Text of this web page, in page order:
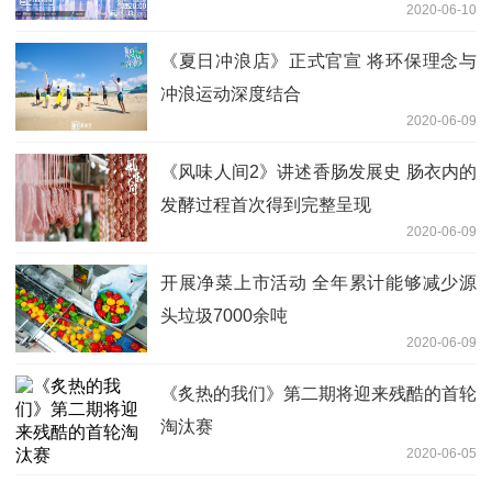
2020-06-10
《夏日冲浪店》正式官宣 将环保理念与
冲浪运动深度结合
2020-06-09
《风味人间2》讲述香肠发展史 肠衣内的
发酵过程首次得到完整呈现
2020-06-09
开展净菜上市活动 全年累计能够减少源
头垃圾7000余吨
2020-06-09
《炙热的我们》第二期将迎来残酷的首轮
淘汰赛
2020-06-05